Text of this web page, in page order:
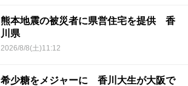
熊本地震の被災者に県営住宅を提供 香
川県
2026/8/8(土)11:12
希少糖をメジャーに 香川大生が大阪で